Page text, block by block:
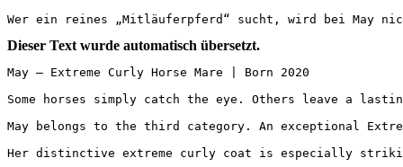
Wer ein reines „Mitläuferpferd“ sucht, wird bei May
Dieser Text wurde automatisch übersetzt.
May – Extreme Curly Horse Mare | Born 2020
Some horses simply catch the eye. Others leave a
May belongs to the third category. An exceptional
Her distinctive extreme curly coat is especially